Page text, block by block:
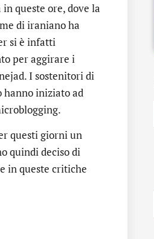
queste ore, dove la
di iraniano ha
si è infatti
per aggirare i
I sostenitori di
iniziato ad
questi giorni un
quindi deciso di
in queste critiche